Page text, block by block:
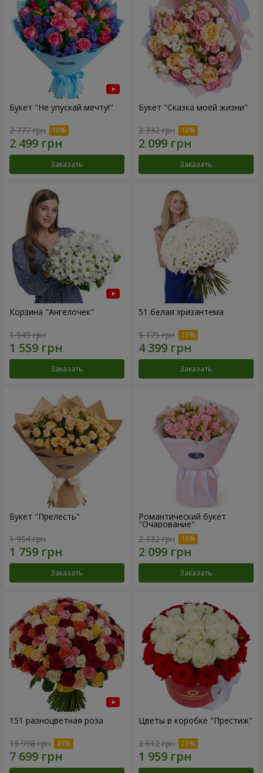
Букет "Не упускай мечту!"
2 777 грн
Заказать
Букет "Сказка моей жизни"
2 332 грн
Заказать
Корзина "Ангелочек"
1 949 грн
Заказать
51 белая хризантема
5 175 грн
Заказать
Букет "Прелесть"
1 954 грн
Заказать
Романтический букет
"Очарование"
2 332 грн
Заказать
151 разноцветная роза
13 998 грн
Цветы в коробке "Престиж"
2 612 грн